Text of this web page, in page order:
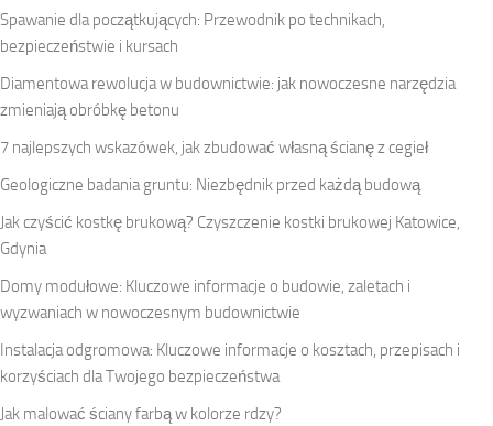
Spawanie dla początkujących: Przewodnik po technikach,
bezpieczeństwie i kursach
Diamentowa rewolucja w budownictwie: jak nowoczesne narzędzia
zmieniają obróbkę betonu
7 najlepszych wskazówek, jak zbudować własną ścianę z cegieł
Geologiczne badania gruntu: Niezbędnik przed każdą budową
Jak czyścić kostkę brukową? Czyszczenie kostki brukowej Katowice,
Gdynia
Domy modułowe: Kluczowe informacje o budowie, zaletach i
wyzwaniach w nowoczesnym budownictwie
Instalacja odgromowa: Kluczowe informacje o kosztach, przepisach i
korzyściach dla Twojego bezpieczeństwa
Jak malować ściany farbą w kolorze rdzy?